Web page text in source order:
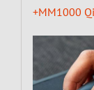
+MM1000